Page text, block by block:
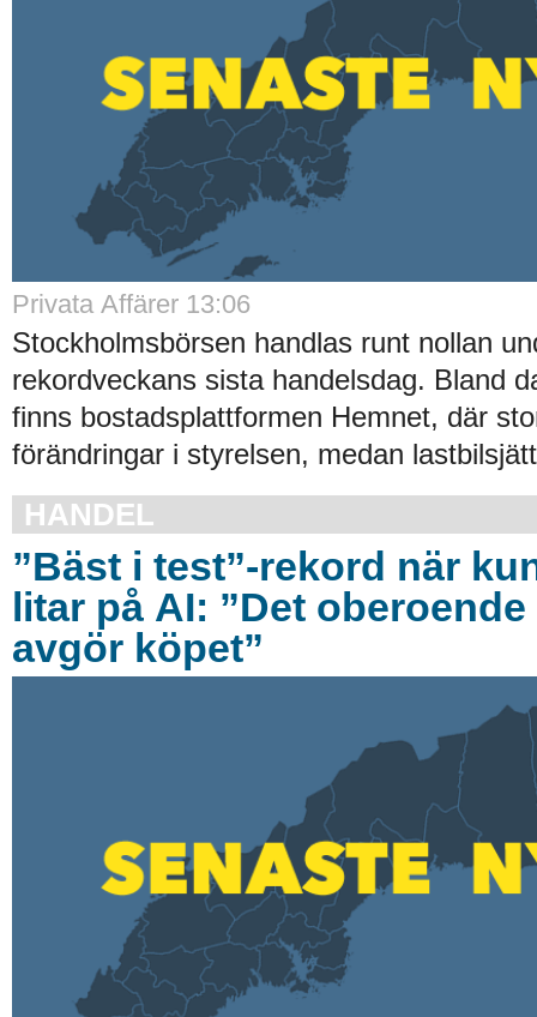
Privata Affärer 13:06
Stockholmsbörsen handlas runt nollan
rekordveckans sista handelsdag. Bland
finns bostadsplattformen Hemnet, där
förändringar i styrelsen, medan
HANDEL
”Bäst i test”-rekord när
litar på AI: ”Det
avgör köpet”